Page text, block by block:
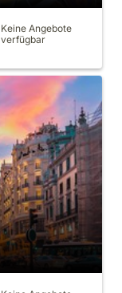
Keine Angebote
verfügbar